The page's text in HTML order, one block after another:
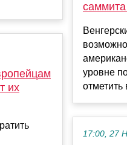
их
уровне
отметить
17:00, 27